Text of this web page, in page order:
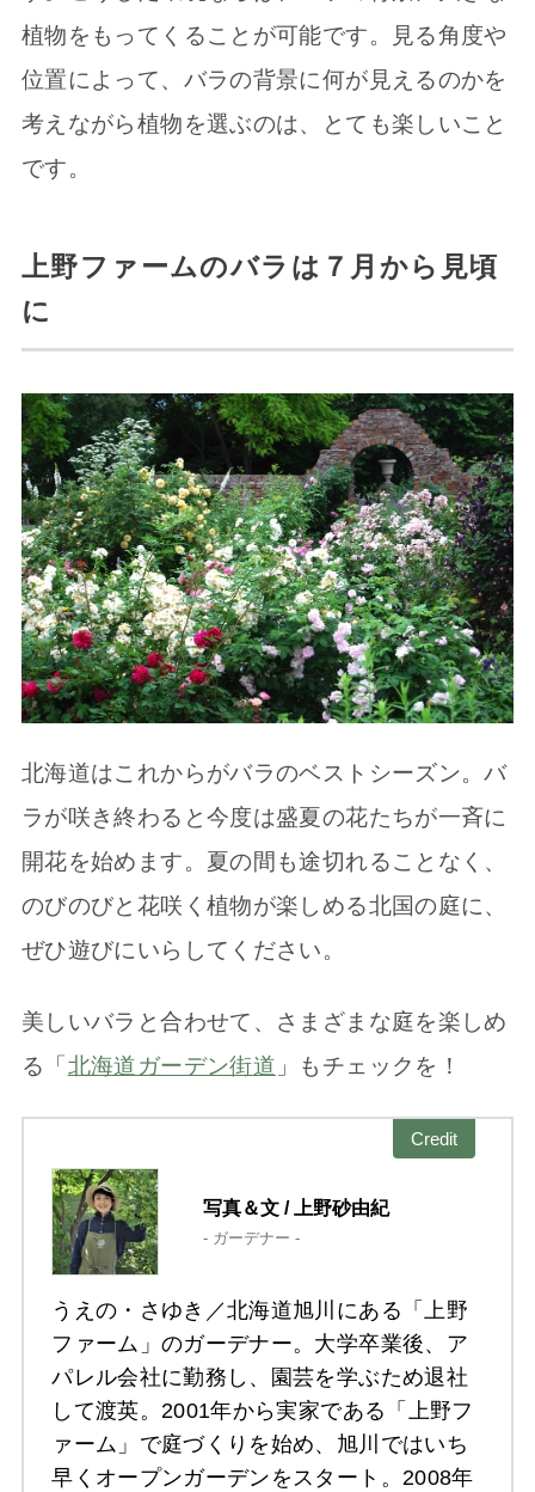
植物をもってくることが可能です。見る角度や
位置によって、バラの背景に何が見えるのかを
考えながら植物を選ぶのは、とても楽しいこと
です。
上野ファームのバラは７月から見頃
に
北海道はこれからがバラのベストシーズン。バ
ラが咲き終わると今度は盛夏の花たちが一斉に
開花を始めます。夏の間も途切れることなく、
のびのびと花咲く植物が楽しめる北国の庭に、
ぜひ遊びにいらしてください。
美しいバラと合わせて、さまざまな庭を楽しめ
る「 北海道ガーデン街道 」もチェックを！
Credit
写真＆文 / 上野砂由紀
- ガーデナー -
うえの・さゆき／北海道旭川にある「上野
ファーム」のガーデナー。大学卒業後、ア
パレル会社に勤務し、園芸を学ぶため退社
して渡英。2001年から実家である「上野フ
ァーム」で庭づくりを始め、旭川ではいち
早くオープンガーデンをスタート。2008年